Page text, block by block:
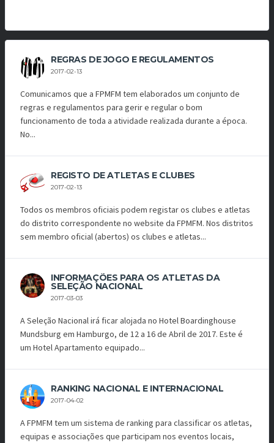
REGRAS DE JOGO E REGULAMENTOS
2017-02-13
Comunicamos que a FPMFM tem elaborados um conjunto de
regras e regulamentos para gerir e regular o bom
funcionamento de toda a atividade realizada durante a época.
No...
REGISTO DE ATLETAS E CLUBES
2017-02-13
Todos os membros oficiais podem registar os clubes e atletas
do distrito correspondente no website da FPMFM. Nos distritos
sem membro oficial (abertos) os clubes e atletas...
INFORMAÇÕES PARA OS ATLETAS DA
SELEÇÃO NACIONAL
2017-03-03
A Seleção Nacional irá ficar alojada no Hotel Boardinghouse
Mundsburg em Hamburgo, de 12 a 16 de Abril de 2017. Este é
um Hotel Apartamento equipado...
RANKING NACIONAL E INTERNACIONAL
2017-04-02
A FPMFM tem um sistema de ranking para classificar os atletas,
equipas e associações que participam nos eventos locais,